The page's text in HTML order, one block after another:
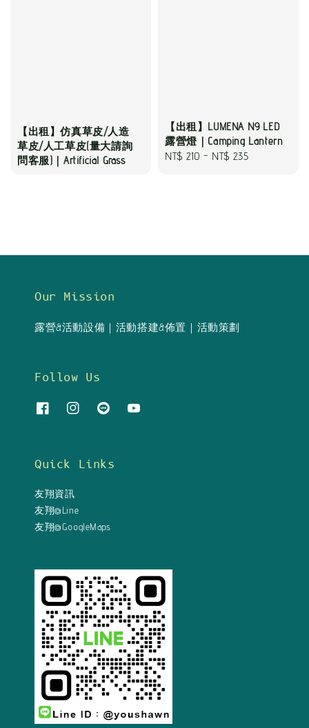
【出租】仿真草皮/人造
草皮/人工草皮(量大請詢
問客服)｜Artificial Grass
【出租】LUMENA N9 LED
露營燈｜Camping Lantern
Regular
NT$ 210 - NT$ 235
Our Mission
露營&活動設備｜活動搭建&佈置｜活動策劃
Follow Us
Quick Links
友翔資訊
友翔@Line
友翔@GoogleMaps